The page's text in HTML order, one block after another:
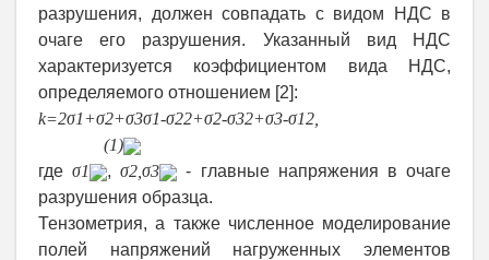
разрушения, должен совпадать с видом НДС в
очаге его разрушения. Указанный вид НДС
характеризуется коэффициентом вида НДС,
определяемого отношением [2]:
k=2σ1+σ2+σ3σ1-σ22+σ2-σ32+σ3-σ12
(1)
гдеσ1 , σ2 ,σ3
- главные напряжения в очаге
разрушения образца.
Тензометрия, а также численное моделирование
полей напряжений нагруженных элементов